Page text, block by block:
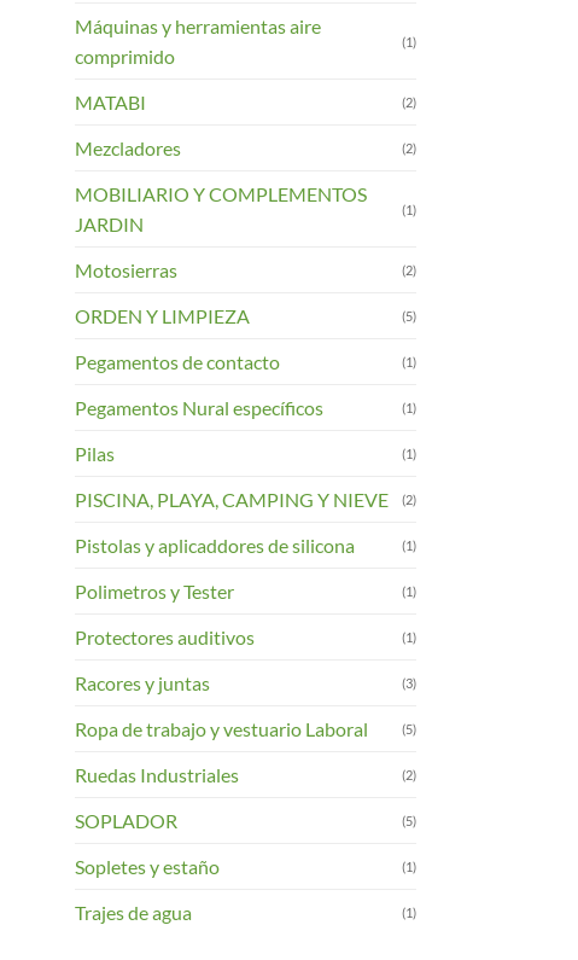
Máquinas y herramientas aire
comprimido
(1)
MATABI (2)
Mezcladores (2)
MOBILIARIO Y COMPLEMENTOS
JARDIN
(1)
Motosierras (2)
ORDEN Y LIMPIEZA (5)
Pegamentos de contacto (1)
Pegamentos Nural específicos (1)
Pilas (1)
PISCINA, PLAYA, CAMPING Y NIEVE (2)
Pistolas y aplicaddores de silicona (1)
Polimetros y Tester (1)
Protectores auditivos (1)
Racores y juntas (3)
Ropa de trabajo y vestuario Laboral (5)
Ruedas Industriales (2)
SOPLADOR (5)
Sopletes y estaño (1)
Trajes de agua (1)